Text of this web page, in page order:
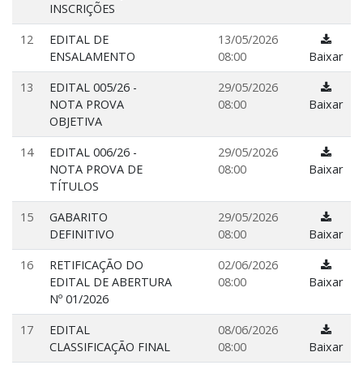
INSCRIÇÕES
12
EDITAL DE
ENSALAMENTO
13/05/2026
08:00
Baixar
13
EDITAL 005/26 -
NOTA PROVA
OBJETIVA
29/05/2026
08:00
Baixar
14
EDITAL 006/26 -
NOTA PROVA DE
TÍTULOS
29/05/2026
08:00
Baixar
15
GABARITO
DEFINITIVO
29/05/2026
08:00
Baixar
16
RETIFICAÇÃO DO
EDITAL DE ABERTURA
Nº 01/2026
02/06/2026
08:00
Baixar
17
EDITAL
CLASSIFICAÇÃO FINAL
08/06/2026
08:00
Baixar